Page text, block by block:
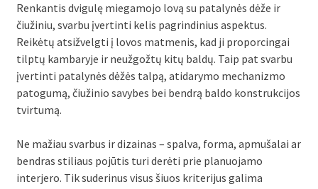
Renkantis dvigulę miegamojo lovą su patalynės dėže ir
čiužiniu, svarbu įvertinti kelis pagrindinius aspektus.
Reikėtų atsižvelgti į lovos matmenis, kad ji proporcingai
tilptų kambaryje ir neužgožtų kitų baldų. Taip pat svarbu
įvertinti patalynės dėžės talpą, atidarymo mechanizmo
patogumą, čiužinio savybes bei bendrą baldo konstrukcijos
tvirtumą.
Ne mažiau svarbus ir dizainas – spalva, forma, apmušalai ar
bendras stiliaus pojūtis turi derėti prie planuojamo
interjero. Tik suderinus visus šiuos kriterijus galima